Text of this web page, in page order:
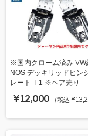
※国内クローム済み VW
NOS デッキリッドヒン
レート T-1 ※ペア売り
¥12,000 （税込